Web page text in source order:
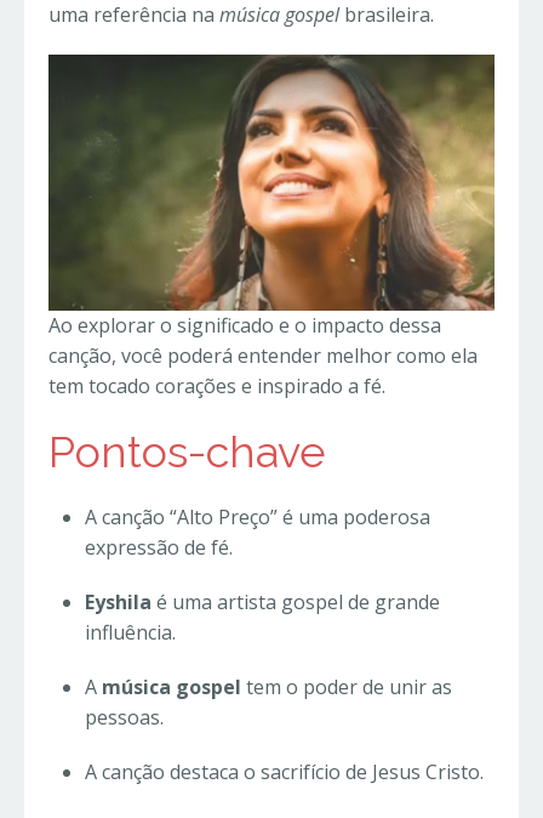
uma referência na música gospelbrasileira.
Ao explorar o significado e o impacto dessa
canção, você poderá entender melhor como ela
tem tocado corações e inspirado a fé.
Pontos-chave
A canção “Alto Preço” é uma poderosa
expressão de fé.
Eyshila é uma artista gospel de grande
influência.
A música gospel tem o poder de unir as
pessoas.
A canção destaca o sacrifício de Jesus Cristo.